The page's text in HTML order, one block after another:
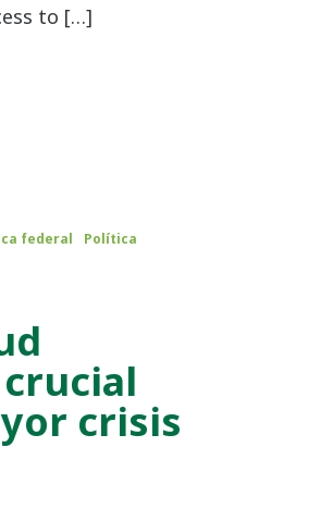
to […]
federal
Política
crisis